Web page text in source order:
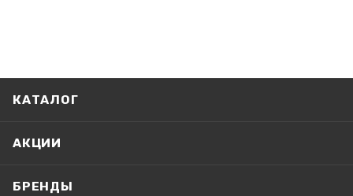
КАТАЛОГ
АКЦИИ
БРЕНДЫ